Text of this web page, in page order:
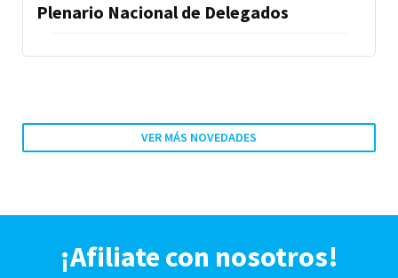
Plenario Nacional de Delegados
VER MÁS NOVEDADES
¡Afiliate con nosotros!